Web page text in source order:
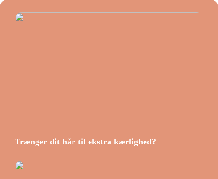
Trænger dit hår til ekstra kærlighed?